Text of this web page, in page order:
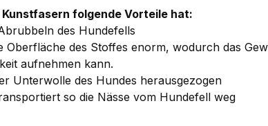
folgende Vorteile hat:
des Hundefells
des Stoffes enorm, wodurch das
aufnehmen kann.
Unterwolle des Hundes herausgezogen
so die Nässe vom Hundefell weg